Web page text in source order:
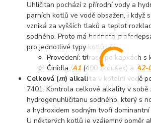
Uhličitan pochází z přírodní vody a
parních kotlů ve vodě obsažen, i když
vzniká za vyšších tlaků a teplot
sodného. Proto má hodnota p
pro jednotlivé typy kotlů liší.
Provedení: titrace po kapkách s
Činidla:A1 (400 zkoušek) aA2-
Celková (m) alkalita v kotelní vodě
7401. Kontrola celkové alkality v sobě
hydrogenuhličitanu sodného, který s
a hydroxidem sodným tvoří
U některých kotlů je vzájemný poměr